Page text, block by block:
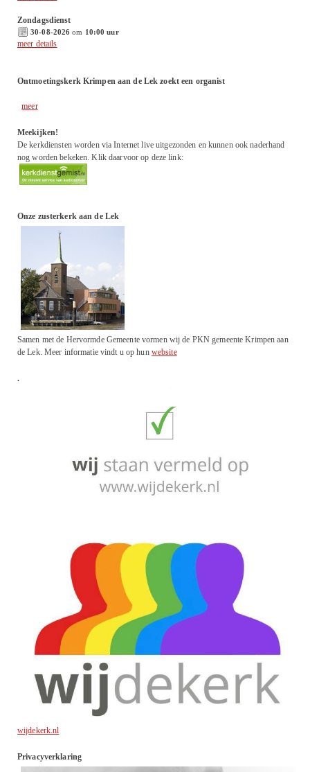
Zondagsdienst
30-08-2026 om 10:00 uur
meer details
Ontmoetingskerk Krimpen aan de Lek zoekt een organist
meer
Meekijken!
De kerkdiensten worden via Internet live uitgezonden en kunnen ook naderhand
nog worden bekeken. Klik daarvoor op deze link:
Onze zusterkerk aan de Lek
Samen met de Hervormde Gemeente vormen wij de PKN gemeente Krimpen aan
de Lek. Meer informatie vindt u op hun website
.
wijdekerk.nl
Privacyverklaring